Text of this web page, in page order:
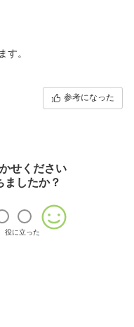
す。
参考になった
せください
ましたか？
役に立った